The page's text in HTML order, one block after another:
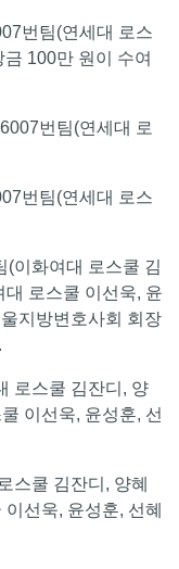
번팀(연세대 로스
100만 원이 수여
번팀(연세대 로스
(이화여대 로스쿨 김
로스쿨 이선욱, 윤
지방변호사회 회장
스쿨 김잔디, 양혜
선욱, 윤성훈, 선혜